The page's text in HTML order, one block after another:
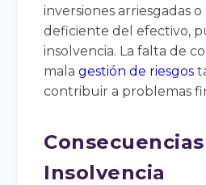
inversiones arriesgadas
deficiente del efectivo,
insolvencia. La falta de
malagestión de riesgos
contribuir a problemas
Insolvencia